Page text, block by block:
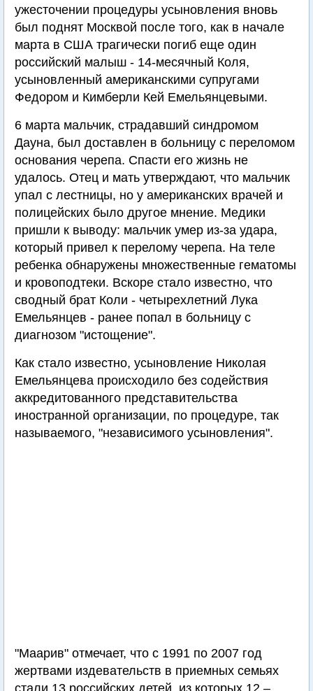
ужесточении процедуры усыновления вновь
был поднят Москвой после того, как в начале
марта в США трагически погиб еще один
российский малыш - 14-месячный Коля,
усыновленный американскими супругами
Федором и Кимберли Кей Емельянцевыми.
6 марта мальчик, страдавший синдромом
Дауна, был доставлен в больницу с переломом
основания черепа. Спасти его жизнь не
удалось. Отец и мать утверждают, что мальчик
упал с лестницы, но у американских врачей и
полицейских было другое мнение. Медики
пришли к выводу: мальчик умер из-за удара,
который привел к перелому черепа. На теле
ребенка обнаружены множественные гематомы
и кровоподтеки. Вскоре стало известно, что
сводный брат Коли - четырехлетний Лука
Емельянцев - ранее попал в больницу с
диагнозом "истощение".
Как стало известно, усыновление Николая
Емельянцева происходило без содействия
аккредитованного представительства
иностранной организации, по процедуре, так
называемого, "независимого усыновления".
"Маарив" отмечает, что с 1991 по 2007 год
жертвами издевательств в приемных семьях
стали 13 российских детей, из которых 12 –